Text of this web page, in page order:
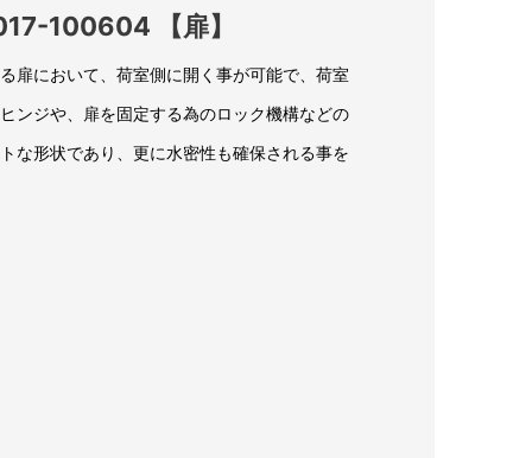
100604 【扉】
において、荷室側に開く事が可能で、荷室
ンジや、扉を固定する為のロック機構などの
な形状であり、更に水密性も確保される事を